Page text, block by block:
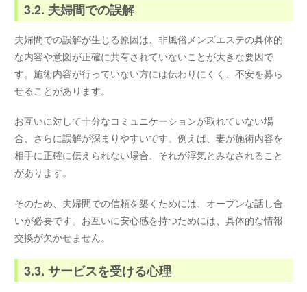
3.2. 夫婦間での誤解
夫婦間での誤解が生じる原因は、非風俗メンズエステの具体的
な内容や意図が正確に共有されていないことが大きな要因で
す。施術内容が行っていない方には伝わりにくく、不安を募ら
せることがあります。
お互いに対して十分なコミュニケーションが取れていない場
合、さらに誤解が深まりやすいです。例えば、妻が施術内容を
相手に正確に伝えられない場合、それが浮気とみなされること
があります。
そのため、夫婦間での信頼を築くためには、オープンな話し合
いが必要です。お互いに安心感を持つためには、具体的な情報
交換が欠かせません。
3.3. サービスを受ける心理